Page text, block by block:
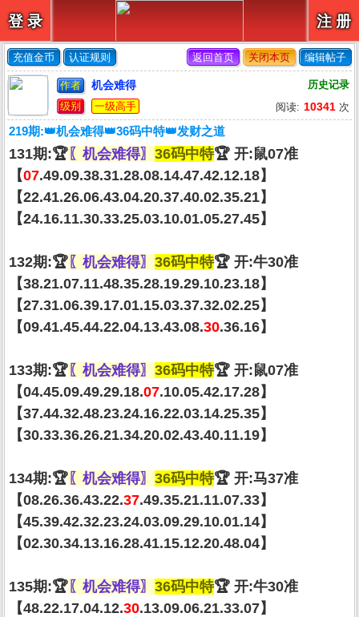
注 册
登 录
充值金币 认证规则 返回首页 关闭本页 编辑帖子
作者 机会难得
历史记录
级别
一级高手 阅读: 10341次
219期:👑机会难得👑36码中特👑发财之道
131期:🏆〖机会难得〗 36码中特🏆 开:鼠07准
【07.49.09.38.31.28.08.14.47.42.12.18】
【22.41.26.06.43.04.20.37.40.02.35.21】
【24.16.11.30.33.25.03.10.01.05.27.45】
132期:🏆〖机会难得〗 36码中特🏆 开:牛30准
【38.21.07.11.48.35.28.19.29.10.23.18】
【27.31.06.39.17.01.15.03.37.32.02.25】
【09.41.45.44.22.04.13.43.08.30.36.16】
133期:🏆〖机会难得〗 36码中特🏆 开:鼠07准
【04.45.09.49.29.18.07.10.05.42.17.28】
【37.44.32.48.23.24.16.22.03.14.25.35】
【30.33.36.26.21.34.20.02.43.40.11.19】
134期:🏆〖机会难得〗 36码中特🏆 开:马37准
【08.26.36.43.22.37.49.35.21.11.07.33】
【45.39.42.32.23.24.03.09.29.10.01.14】
【02.30.34.13.16.28.41.15.12.20.48.04】
135期:🏆〖机会难得〗 36码中特🏆 开:牛30准
【48.22.17.04.12.30.13.09.06.21.33.07】